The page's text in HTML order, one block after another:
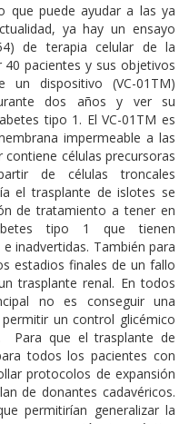
que puede ayudar a las ya
ya hay un ensayo
de terapia celular de la
pacientes y sus objetivos
dispositivo (VC-01TM)
dos años y ver su
tipo 1. El VC-01TM es
impermeable a las
células precursoras
de células troncales
el trasplante de islotes se
de tratamiento a tener en
tipo 1 que tienen
inadvertidas. También para
estadios finales de un fallo
trasplante renal. En todos
no es conseguir una
un control glicémico
Para que el trasplante de
todos los pacientes con
protocolos de expansión
de donantes cadavéricos.
permitirían generalizar la